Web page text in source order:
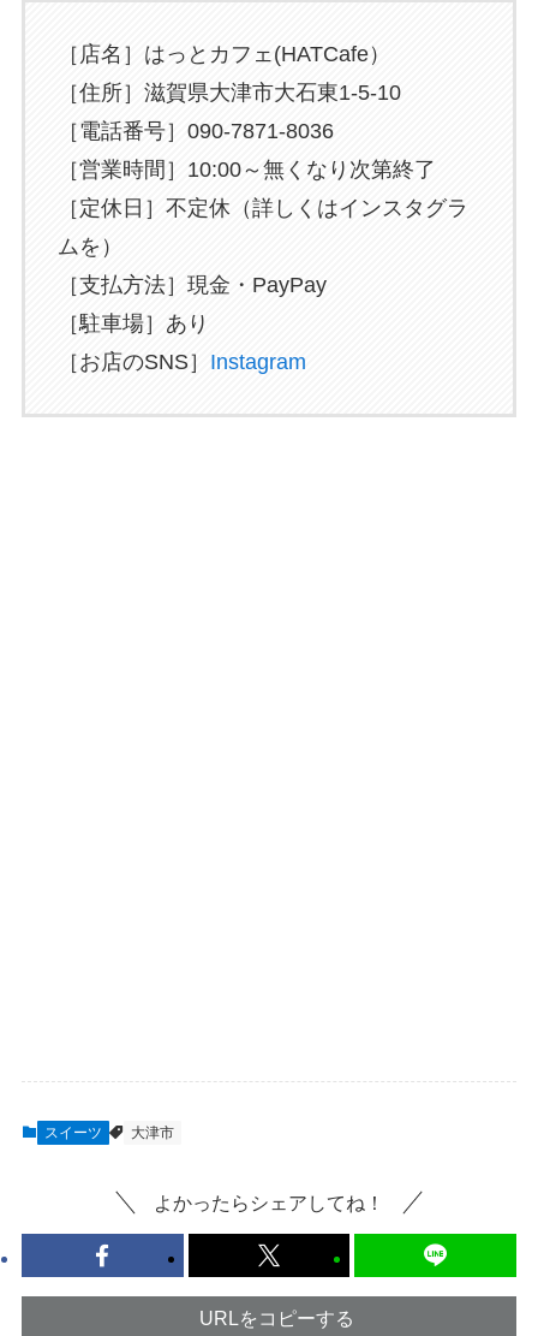
［店名］はっとカフェ(HATCafe）
［住所］滋賀県大津市大石東1-5-10
［電話番号］090-7871-8036
［営業時間］10:00～無くなり次第終了
［定休日］不定休（詳しくはインスタグラ
ムを）
［支払方法］現金・PayPay
［駐車場］あり
［お店のSNS］ Instagram
スイーツ 大津市
よかったらシェアしてね！
URLをコピーする